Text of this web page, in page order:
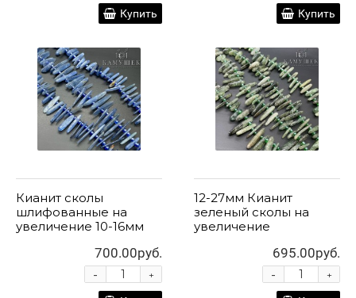
Купить Купить
Кианит сколы
шлифованные на
увеличение 10-16мм
700.00руб.
+
-
12-27мм Кианит
зеленый сколы на
увеличение
695.00руб.
+
-